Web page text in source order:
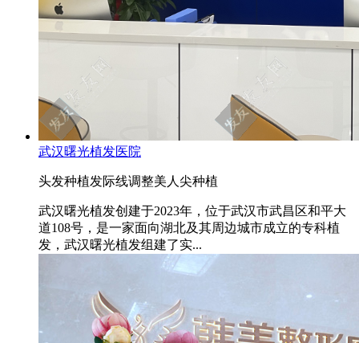
武汉曙光植发医院
头发种植发际线调整美人尖种植
武汉曙光植发创建于2023年，位于武汉市武昌区和平大
道108号，是一家面向湖北及其周边城市成立的专科植
发，武汉曙光植发组建了实...